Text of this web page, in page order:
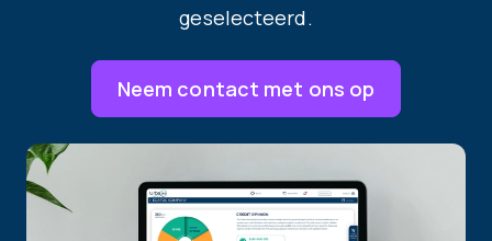
geselecteerd.
Neem contact met ons op